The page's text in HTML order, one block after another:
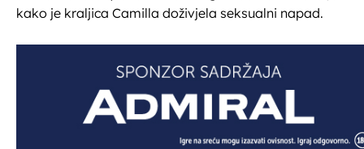
kako je kraljica Camilla doživjela seksualni napad.